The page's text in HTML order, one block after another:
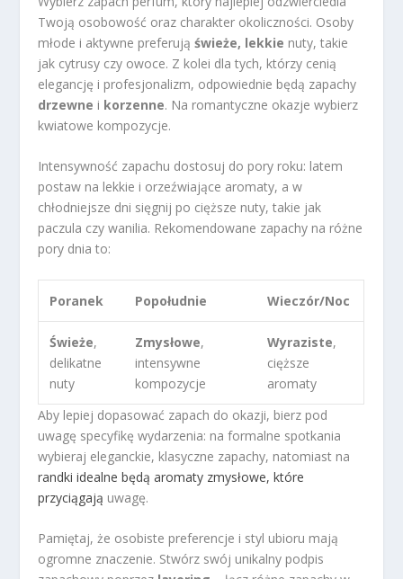
Twoją osobowość oraz charakter okoliczności. Osoby
młode i aktywne preferująświeże, lekkie nuty, takie
jak cytrusy czy owoce. Z kolei dla tych, którzy cenią
elegancję i profesjonalizm, odpowiednie będą zapachy
drzewne i korzenne. Na romantyczne okazje wybierz
kwiatowe kompozycje.
Intensywność zapachu dostosuj do pory roku: latem
postaw na lekkie i orzeźwiające aromaty, a w
chłodniejsze dni sięgnij po cięższe nuty, takie jak
paczula czy wanilia. Rekomendowane zapachy na różne
pory dnia to:
Poranek Popołudnie Wieczór/Noc
Świeże,
delikatne
nuty
Zmysłowe,
intensywne
kompozycje
Wyraziste,
cięższe
aromaty
Aby lepiej dopasować zapach do okazji, bierz pod
uwagę specyfikę wydarzenia: na formalne spotkania
wybieraj eleganckie, klasyczne zapachy, natomiast na
randki idealne będą aromaty zmysłowe, które
przyciągają uwagę.
Pamiętaj, że osobiste preferencje i styl ubioru mają
ogromne znaczenie. Stwórz swój unikalny podpis